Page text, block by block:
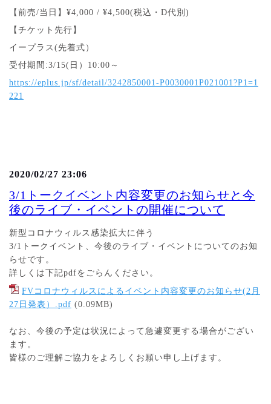
【前売/当日】¥4,000 / ¥4,500(税込・D代別)
【チケット先行】
イープラス(先着式）
受付期間:3/15(日）10:00～
https://eplus.jp/sf/detail/3242850001-P0030001P021001?P1=1
221
2020/02/27 23:06
3/1トークイベント内容変更のお知らせと今
後のライブ・イベントの開催について
新型コロナウィルス感染拡大に伴う
3/1トークイベント、今後のライブ・イベントについてのお知
らせです。
詳しくは下記pdfをごらんください。
FVコロナウィルスによるイベント内容変更のお知らせ(2月
27日発表）.pdf (0.09MB)
なお、今後の予定は状況によって急遽変更する場合がござい
ます。
皆様のご理解ご協力をよろしくお願い申し上げます。